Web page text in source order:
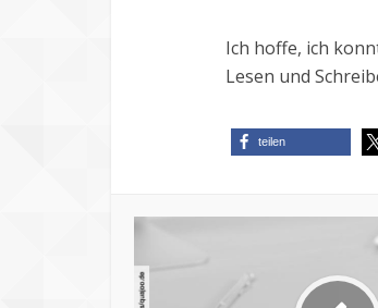
Ich hoffe, ich
Lesen und
teilen